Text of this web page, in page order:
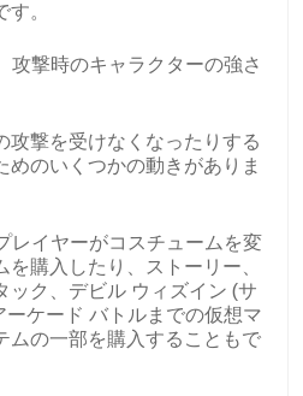
。
攻撃時のキャラクターの強さ
攻撃を受けなくなったりする
めのいくつかの動きがありま
レイヤーがコスチュームを変
購入したり、ストーリー、
ック、デビル ウィズイン (サ
ケード バトルまでの仮想マ
ムの一部を購入することもで